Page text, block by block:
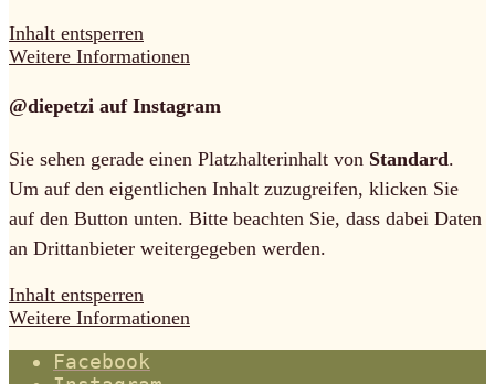
Inhalt entsperren
Weitere Informationen
@diepetzi auf Instagram
Sie sehen gerade einen Platzhalterinhalt von Standard.
Um auf den eigentlichen Inhalt zuzugreifen, klicken Sie
auf den Button unten. Bitte beachten Sie, dass dabei Daten
an Drittanbieter weitergegeben werden.
Inhalt entsperren
Weitere Informationen
Facebook